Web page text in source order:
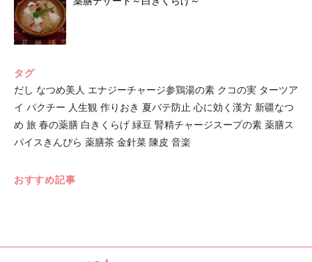
タグ
だし なつめ美人 エナジーチャージ参鶏湯の素 クコの実 ターツア
イ パクチー 人生観 作りおき 夏バテ防止 心に効く漢方 新疆なつ
め 旅 春の薬膳 白きくらげ 緑豆 腎精チャージスープの素 薬膳ス
パイスきんぴら 薬膳茶 金針菜 陳皮 音楽
おすすめ記事